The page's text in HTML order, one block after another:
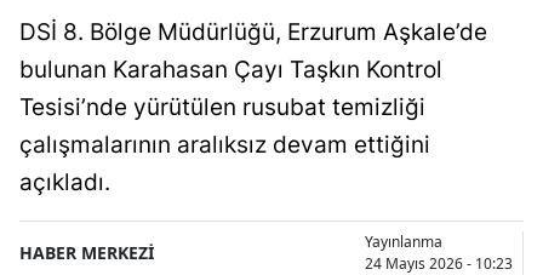
DSİ 8. Bölge Müdürlüğü, Erzurum Aşkale’de
bulunan Karahasan Çayı Taşkın Kontrol
Tesisi’nde yürütülen rusubat temizliği
çalışmalarının aralıksız devam ettiğini
açıkladı.
HABER MERKEZİ
Yayınlanma
24 Mayıs 2026 - 10:23